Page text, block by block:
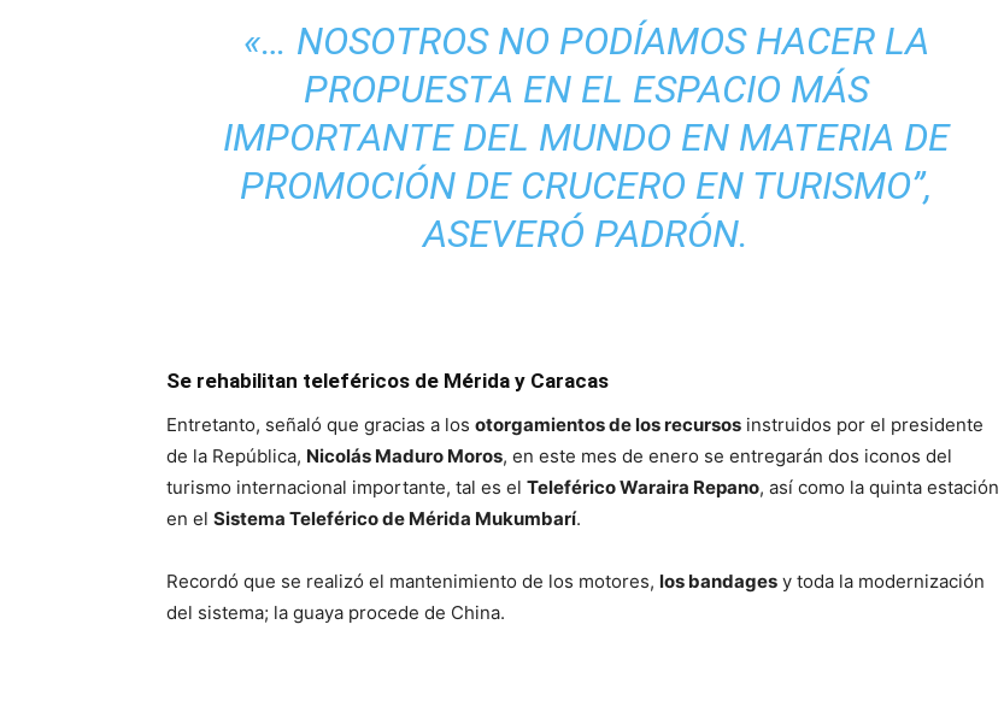
«… NOSOTROS NO PODÍAMOS HACER LA
PROPUESTA EN EL ESPACIO MÁS
IMPORTANTE DEL MUNDO EN MATERIA DE
PROMOCIÓN DE CRUCERO EN TURISMO”,
ASEVERÓ PADRÓN.
Se rehabilitan teleféricos de Mérida y Caracas
Entretanto, señaló que gracias a los otorgamientos de los recursos instruidos por el presidente
de la República, Nicolás Maduro Moros, en este mes de enero se entregarán dos iconos del
turismo internacional importante, tal es el Teleférico Waraira Repano, así como la quinta estación
en el Sistema Teleférico de Mérida Mukumbarí.
Recordó que se realizó el mantenimiento de los motores, los bandages y toda la modernización
del sistema; la guaya procede de China.